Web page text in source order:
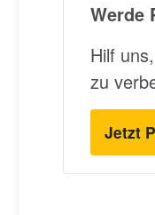
Werde
Hilf
zu
Jetzt